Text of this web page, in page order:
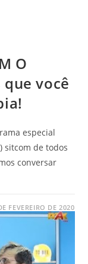
O
que você
especial
sitcom de todos
conversar
FEVEREIRO DE 2020